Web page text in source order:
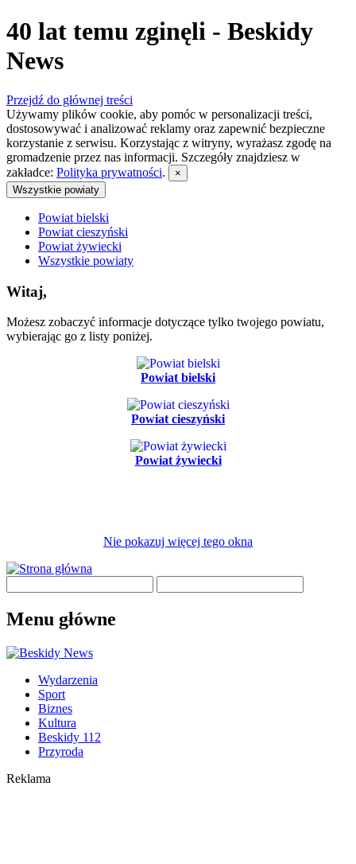
40 lat temu zginęli - Beskidy
News
Przejdź do głównej treści
Używamy plików cookie, aby pomóc w personalizacji treści,
dostosowywać i analizować reklamy oraz zapewnić bezpieczne
korzystanie z serwisu. Korzystając z witryny, wyrażasz zgodę na
gromadzenie przez nas informacji. Szczegóły znajdziesz w
zakładce: Polityka prywatności.
×
Wszystkie powiaty
Powiat bielski
Powiat cieszyński
Powiat żywiecki
Wszystkie powiaty
Witaj,
Możesz zobaczyć informacje dotyczące tylko twojego powiatu,
wybierając go z listy poniżej.
Powiat bielski
Powiat cieszyński
Powiat żywiecki
Nie pokazuj więcej tego okna
Menu główne
Wydarzenia
Sport
Biznes
Kultura
Beskidy 112
Przyroda
Reklama